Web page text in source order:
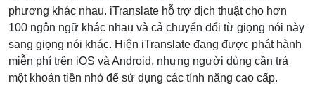
phương khác nhau. iTranslate hỗ trợ dịch thuật cho hơn
100 ngôn ngữ khác nhau và cả chuyển đổi từ giọng nói này
sang giọng nói khác. Hiện iTranslate đang được phát hành
miễn phí trên iOS và Android, nhưng người dùng cần trả
một khoản tiền nhỏ để sử dụng các tính năng cao cấp.